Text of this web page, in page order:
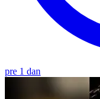
pre 1 dan